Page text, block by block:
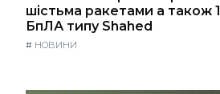
шістьма ракетами а також
БпЛА типу Shahed
# НОВИНИ